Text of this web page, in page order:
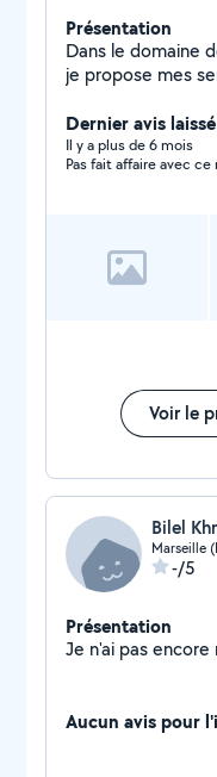
Présentation
Dans le domaine
je propose mes
Dernier avis
Il y a plus de 6 mois
Pas fait affaire avec
Voir le
Bilel
Marseille
-/5
Présentation
Aucun avis pour